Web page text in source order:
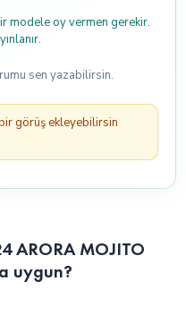
modele oy vermen gerekir.
sen yazabilirsin.
görüş ekleyebilirsin
ARORA MOJITO
uygun?